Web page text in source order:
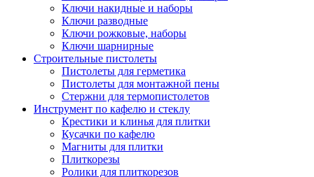
Ключи накидные и наборы
Ключи разводные
Ключи рожковые, наборы
Ключи шарнирные
Строительные пистолеты
Пистолеты для герметика
Пистолеты для монтажной пены
Стержни для термопистолетов
Инструмент по кафелю и стеклу
Крестики и клинья для плитки
Кусачки по кафелю
Магниты для плитки
Плиткорезы
Ролики для плиткорезов